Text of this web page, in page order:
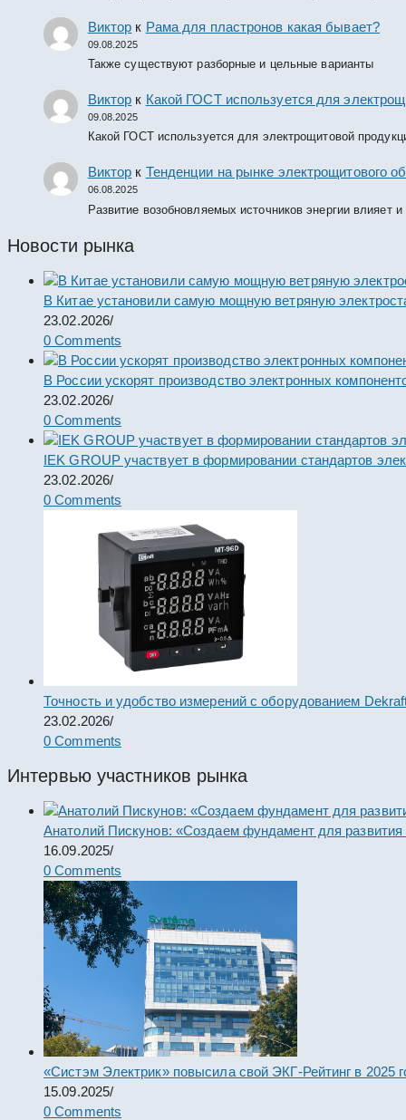
Виктор к Рама для пластронов какая бывает?
09.08.2025
Также существуют разборные и цельные варианты
Виктор к Какой ГОСТ используется для
09.08.2025
Какой ГОСТ используется для электрощитовой
Виктор к Тенденции на рынке электрощитового
06.08.2025
Развитие возобновляемых источников энергии влияет
Новости рынка
В Китае установили самую мощную ветряную
23.02.2026/
0 Comments
В России ускорят производство электронных
23.02.2026/
0 Comments
IEK GROUP участвует в формировании стандартов
23.02.2026/
0 Comments
Точность и удобство измерений с оборудованием
23.02.2026/
0 Comments
Интервью участников рынка
Анатолий Пискунов: «Создаем фундамент для развития
16.09.2025/
0 Comments
«Систэм Электрик» повысила свой ЭКГ-Рейтинг в 2025
15.09.2025/
0 Comments